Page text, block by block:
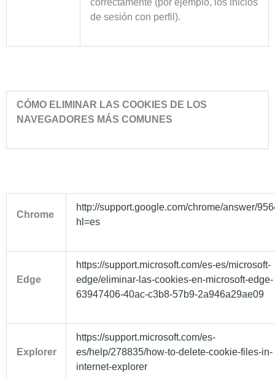
de sesión con perfil).
CÓMO ELIMINAR LAS COOKIES DE LOS
NAVEGADORES MÁS COMUNES
Chrome
http://support.google.com/chrome/answer/
hl=es
Edge
https://support.microsoft.com/es-es/microsoft-
edge/eliminar-las-cookies-en-microsoft-edge-
63947406-40ac-c3b8-57b9-2a946a29ae09
Explorer
https://support.microsoft.com/es-
es/help/278835/how-to-delete-cookie-files-in-
internet-explorer